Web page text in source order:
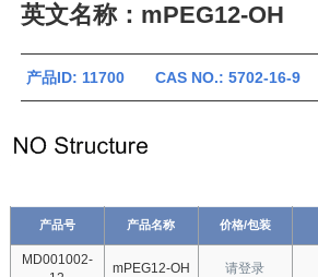
英文名称：mPEG12-OH
产品ID: 11700 CAS NO.: 5702-16-9
产品号 产品名称 价格/包装
MD001002-
mPEG12-OH 请登录